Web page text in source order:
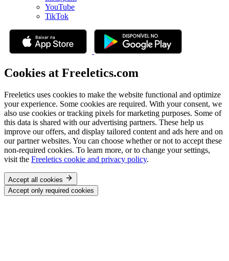
YouTube
TikTok
Cookies at Freeletics.com
Freeletics uses cookies to make the website functional and optimize
your experience. Some cookies are required. With your consent, we
also use cookies or tracking pixels for marketing purposes. Some of
this data is shared with our advertising partners. These help us
improve our offers, and display tailored content and ads here and on
our partner websites. You can choose whether or not to accept these
non-required cookies. To learn more, or to change your settings,
visit the Freeletics cookie and privacy policy.
Accept all cookies
Accept only required cookies